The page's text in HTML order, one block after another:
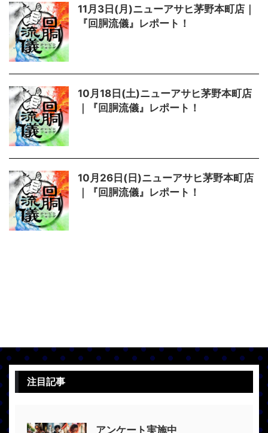
11月3日(月)ニューアサヒ茅野本町店｜
『回胴流儀』レポート！
10月18日(土)ニューアサヒ茅野本町店
｜『回胴流儀』レポート！
10月26日(日)ニューアサヒ茅野本町店
｜『回胴流儀』レポート！
注目記事
アンケート実施中